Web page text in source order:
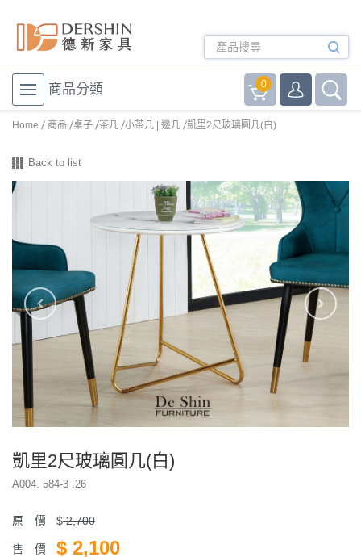
商品分類 0
Home 商品 桌子 茶几 小茶几 | 邊几 凱里2尺玻璃圓几(白)
Back to list
凱里2尺玻璃圓几(白)
A004. 584-3 .26
原 價 $2,700
售 價 $ 2,100